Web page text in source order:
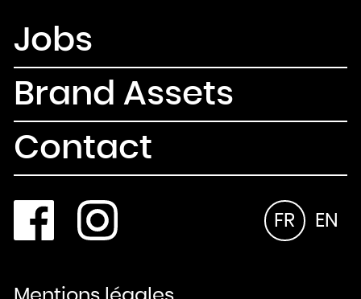
Jobs
Brand Assets
Contact
FR EN